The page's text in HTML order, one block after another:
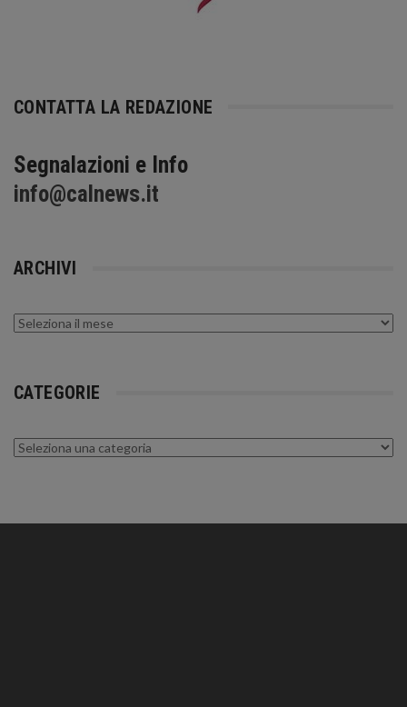
CONTATTA LA REDAZIONE
Segnalazioni e Info
info@calnews.it
ARCHIVI
Archivi
CATEGORIE
Categorie